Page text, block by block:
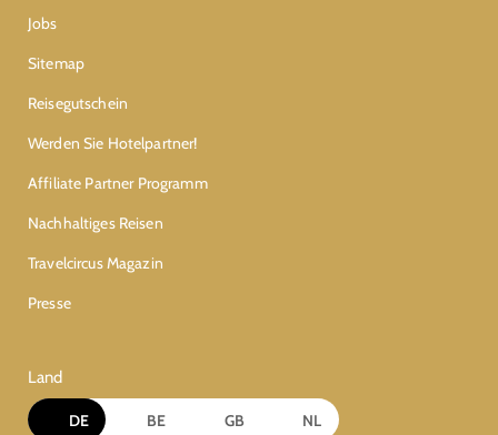
Jobs
Sitemap
Reisegutschein
Werden Sie Hotelpartner!
Affiliate Partner Programm
Nachhaltiges Reisen
Travelcircus Magazin
Presse
Land
DE BE GB NL